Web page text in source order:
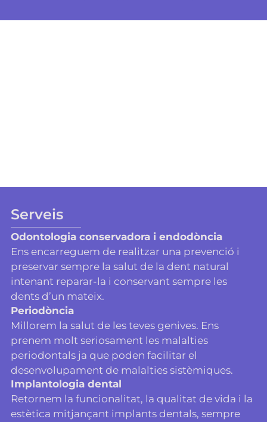
Serveis
Odontologia conservadora i endodòncia
Ens encarreguem de realitzar una prevenció i
preservar sempre la salut de la dent natural
intenant reparar-la i conservant sempre les
dents d’un mateix.
Periodòncia
Millorem la salut de les teves genives. Ens
prenem molt seriosament les malalties
periodontals ja que poden facilitar el
desenvolupament de malalties sistèmiques.
⁠Implantologia dental
Retornem la funcionalitat, la qualitat de vida i la
estètica mitjançant implants dentals, sempre